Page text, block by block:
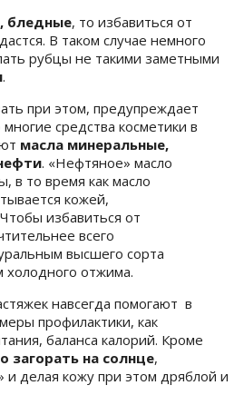
бледные, то избавиться от
В таком случае немного
рубцы не такими заметными
.
при этом, предупреждает
средства косметики в
масла минеральные,
. «Нефтяное» масло
в то время как масло
кожей,
избавиться от
всего
высшего сорта
холодного отжима.
навсегда помогают в
профилактики, как
баланса калорий. Кроме
загорать на солнце,
и делая кожу при этом дряблой и